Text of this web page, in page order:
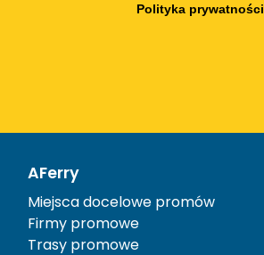
Polityka prywatności
AFerry
Miejsca docelowe promów
Firmy promowe
Trasy promowe